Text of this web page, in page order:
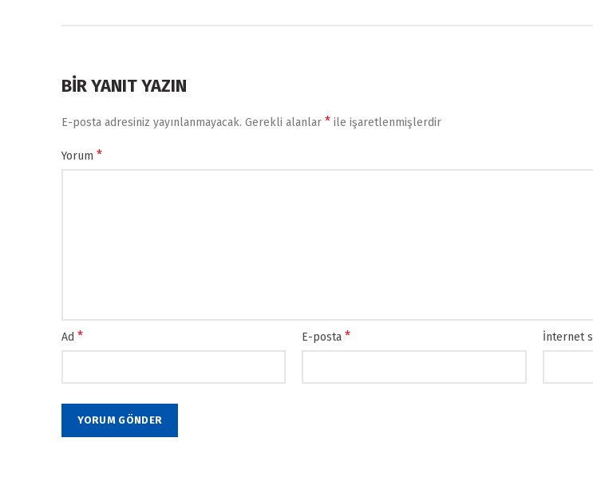
BIR YANIT YAZIN
E-posta adresiniz yayınlanmayacak. Gerekli alanlar *ile işaretlenmişlerdir
Yorum *
Ad * E-posta* İnternet